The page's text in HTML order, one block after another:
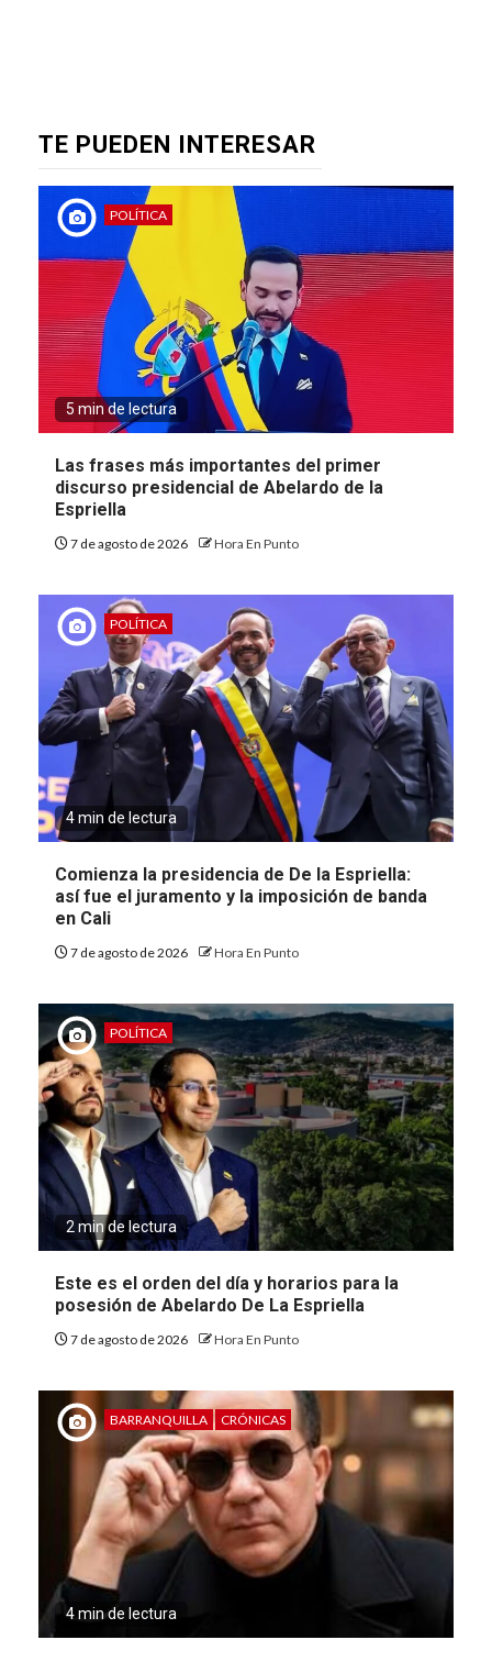
TE PUEDEN INTERESAR
POLÍTICA
5 min de lectura
Las frases más importantes del primer
discurso presidencial de Abelardo de la
Espriella
7 de agosto de 2026 Hora En Punto
POLÍTICA
4 min de lectura
Comienza la presidencia de De la Espriella:
así fue el juramento y la imposición de banda
en Cali
7 de agosto de 2026 Hora En Punto
POLÍTICA
2 min de lectura
Este es el orden del día y horarios para la
posesión de Abelardo De La Espriella
7 de agosto de 2026 Hora En Punto
BARRANQUILLA CRÓNICAS
4 min de lectura